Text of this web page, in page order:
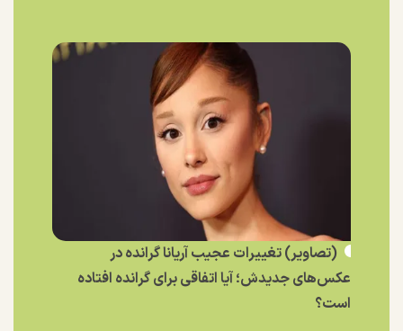
(تصاویر) تغییرات عجیب آریانا گرانده در
عکس‌های جدیدش؛ آیا اتفاقی برای گرانده افتاده
است؟